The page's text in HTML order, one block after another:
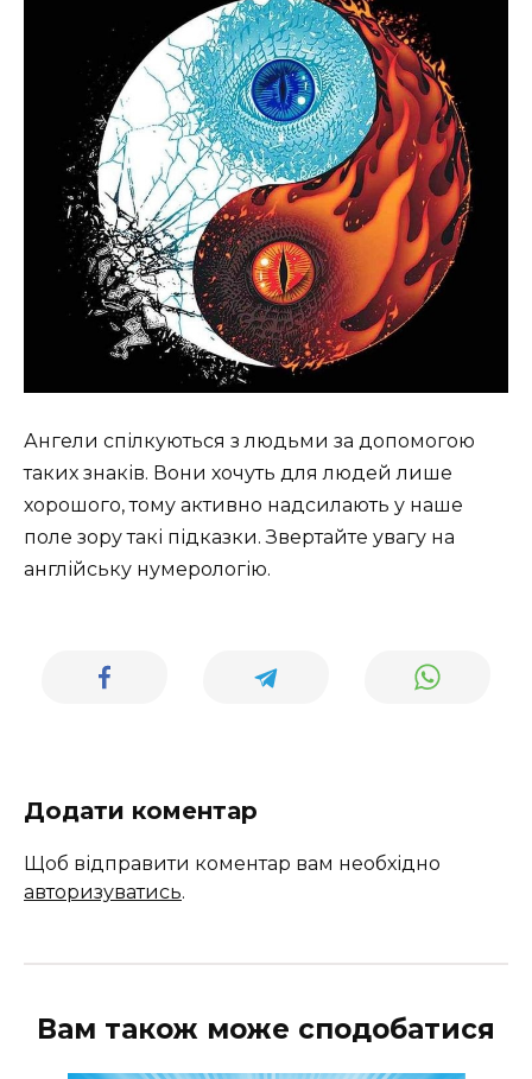
Ангели спілкуються з людьми за допомогою
таких знаків. Вони хочуть для людей лише
хорошого, тому активно надсилають у наше
поле зору такі підказки. Звертайте увагу на
англійську нумерологію.
Додати коментар
Щоб відправити коментар вам необхідно
авторизуватись.
Вам також може сподобатися